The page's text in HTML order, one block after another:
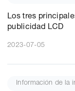
Los tres
publicidad LCD
2023-07-05
Información de la